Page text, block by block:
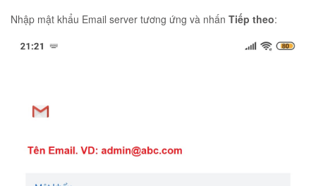
Nhập mật khẩu Email server tương ứng và nhấn Tiếp theo: